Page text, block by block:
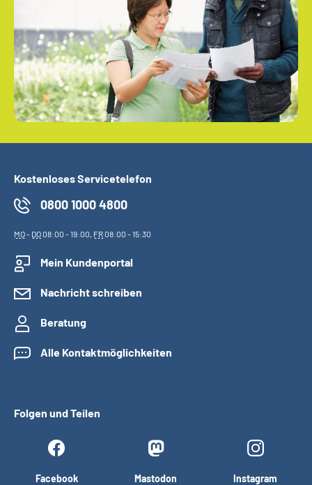
Kostenloses Servicetelefon
0800 1000 4800
MO- DO08:00 - 19:00, FR08:00 - 15:30
Mein Kundenportal
Nachricht schreiben
Beratung
Alle Kontaktmöglichkeiten
Folgen und Teilen
Facebook Mastodon Instagram